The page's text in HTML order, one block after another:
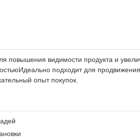
повышения видимости продукта и
подходит для
опыт покупок.